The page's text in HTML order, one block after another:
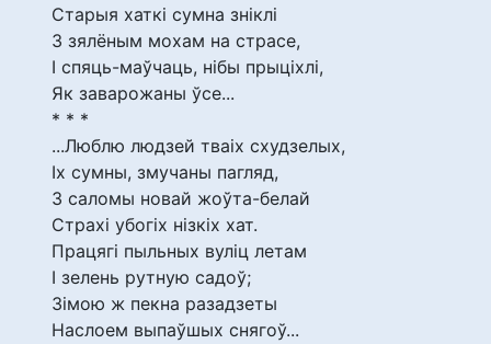
Старыя хаткі сумна зніклі
З зялёным мохам на страсе,
І спяць-маўчаць, нібы прыціхлі,
Як заварожаны ўсе...
* * *
...Люблю людзей тваіх схудзелых,
Іх сумны, змучаны пагляд,
З саломы новай жоўта-белай
Страхі убогіх нізкіх хат.
Працягі пыльных вуліц летам
І зелень рутную садоў;
Зімою ж пекна разадзеты
Наслоем выпаўшых снягоў...